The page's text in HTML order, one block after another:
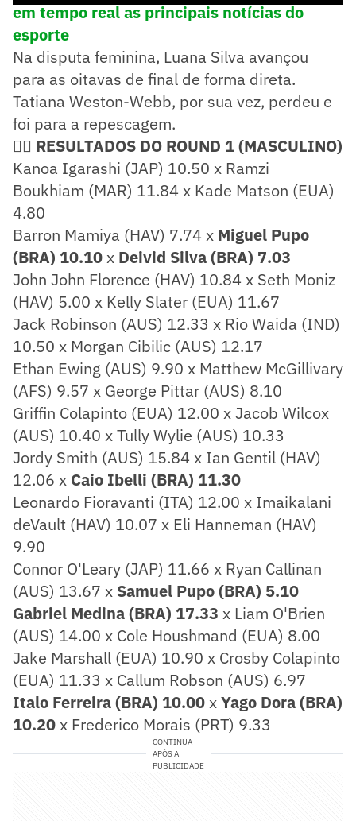
em tempo real as principais notícias do
esporte
Na disputa feminina, Luana Silva avançou
para as oitavas de final de forma direta.
Tatiana Weston-Webb, por sua vez, perdeu e
foi para a repescagem.
🏄‍♂️ RESULTADOS DO ROUND 1 (MASCULINO)
Kanoa Igarashi (JAP) 10.50 x Ramzi
Boukhiam (MAR) 11.84 x Kade Matson (EUA)
4.80
Barron Mamiya (HAV) 7.74 x Miguel Pupo
(BRA) 10.10x Deivid Silva (BRA) 7.03
John John Florence (HAV) 10.84 x Seth Moniz
(HAV) 5.00 x Kelly Slater (EUA) 11.67
Jack Robinson (AUS) 12.33 x Rio Waida (IND)
10.50 x Morgan Cibilic (AUS) 12.17
Ethan Ewing (AUS) 9.90 x Matthew McGillivary
(AFS) 9.57 x George Pittar (AUS) 8.10
Griffin Colapinto (EUA) 12.00 x Jacob Wilcox
(AUS) 10.40 x Tully Wylie (AUS) 10.33
Jordy Smith (AUS) 15.84 x Ian Gentil (HAV)
12.06 x Caio Ibelli (BRA) 11.30
Leonardo Fioravanti (ITA) 12.00 x Imaikalani
deVault (HAV) 10.07 x Eli Hanneman (HAV)
9.90
Connor O'Leary (JAP) 11.66 x Ryan Callinan
(AUS) 13.67 x Samuel Pupo (BRA) 5.10
Gabriel Medina (BRA) 17.33 x Liam O'Brien
(AUS) 14.00 x Cole Houshmand (EUA) 8.00
Jake Marshall (EUA) 10.90 x Crosby Colapinto
(EUA) 11.33 x Callum Robson (AUS) 6.97
Italo Ferreira (BRA) 10.00xYago Dora (BRA)
10.20x Frederico Morais (PRT) 9.33
CONTINUA
APÓS A
PUBLICIDADE